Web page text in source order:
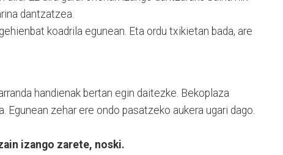
dantzatzea.
koadrila egunean. Eta ordu txikietan bada, are
handienak bertan egin daitezke. Bekoplaza
Egunean zehar ere ondo pasatzeko aukera ugari dago.
izango zarete, noski.